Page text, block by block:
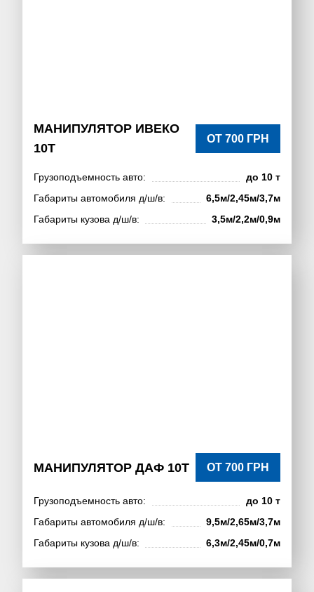
МАНИПУЛЯТОР ИВЕКО
10Т
ОТ 700 ГРН
Грузоподъемность авто:
до 10 т
Габариты автомобиля д/ш/в:
6,5м/2,45м/3,7м
Габариты кузова д/ш/в:
3,5м/2,2м/0,9м
МАНИПУЛЯТОР ДАФ 10Т ОТ 700 ГРН
Грузоподъемность авто:
до 10 т
Габариты автомобиля д/ш/в:
9,5м/2,65м/3,7м
Габариты кузова д/ш/в:
6,3м/2,45м/0,7м